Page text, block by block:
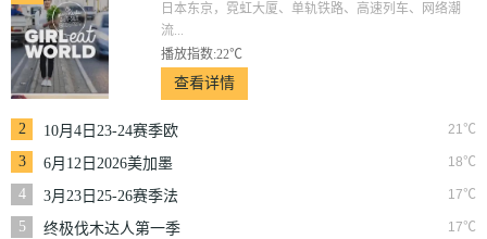
利
日本东京，霓虹大厦、单轨铁路、高速列车、网络潮
流...
播放指数:22℃
查看详情
2 21℃
10月4日23-24赛季欧
冠小组赛第2轮那不
勒斯VS皇家马德里
3 18℃
6月12日2026美加墨
世界杯小组赛韩国VS
捷克
4 17℃
3月23日25-26赛季法
甲第27轮雷恩VS梅斯
5 17℃
终极伐木达人第一季